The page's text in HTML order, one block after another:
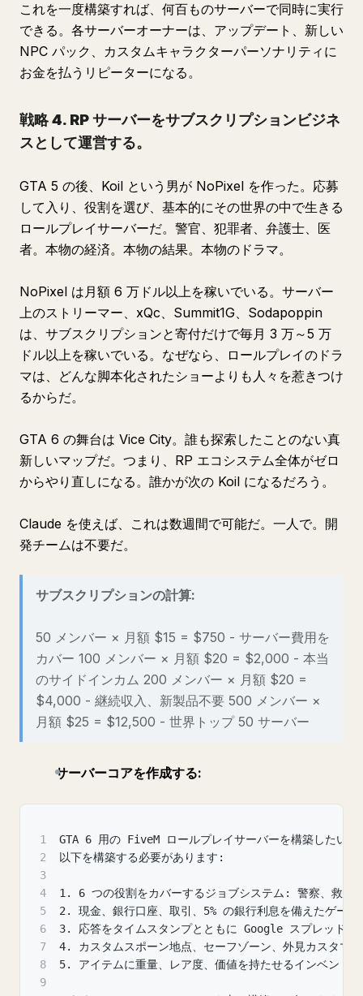
これを一度構築すれば、何百ものサーバーで同時に実行
できる。各サーバーオーナーは、アップデート、新しい
NPC パック、カスタムキャラクターパーソナリティに
お金を払うリピーターになる。
戦略 4. RP サーバーをサブスクリプションビジネ
スとして運営する。
GTA 5 の後、Koil という男が NoPixel を作った。応募
して入り、役割を選び、基本的にその世界の中で生きる
ロールプレイサーバーだ。警官、犯罪者、弁護士、医
者。本物の経済。本物の結果。本物のドラマ。
NoPixel は月額 6 万ドル以上を稼いでいる。サーバー
上のストリーマー、xQc、Summit1G、Sodapoppin
は、サブスクリプションと寄付だけで毎月 3 万～5 万
ドル以上を稼いでいる。なぜなら、ロールプレイのドラ
マは、どんな脚本化されたショーよりも人々を惹きつけ
るからだ。
GTA 6 の舞台は Vice City。誰も探索したことのない真
新しいマップだ。つまり、RP エコシステム全体がゼロ
からやり直しになる。誰かが次の Koil になるだろう。
Claude を使えば、これは数週間で可能だ。一人で。開
発チームは不要だ。
サブスクリプションの計算:
50 メンバー × 月額 $15 = $750 - サーバー費用を
カバー 100 メンバー × 月額 $20 = $2,000 - 本当
のサイドインカム 200 メンバー × 月額 $20 =
$4,000 - 継続収入、新製品不要 500 メンバー ×
月額 $25 = $12,500 - 世界トップ 50 サーバー
サーバーコアを作成する:
1
GTA 6 用の FiveM ロールプレイサーバーを構築したいで
2
以下を構築する必要があります:
3
4
1. 6 つの役割をカバーするジョブシステム: 警察、救急
5
2. 現金、銀行口座、取引、5% の銀行利息を備えたゲーム
6
3. 応答をタイムスタンプとともに Google スプレッドシ
7
4. カスタムスポーン地点、セーフゾーン、外見カスタマ
8
5. アイテムに重量、レア度、価値を持たせるインベント
9